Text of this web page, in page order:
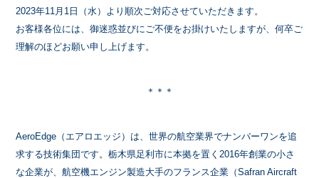
2023年11月1日（水）より順次ご対応させていただきます。
お客様各位には、御迷惑並びにご不便をお掛けいたしますが、何卒ご
理解のほどお願い申し上げます。
＊＊＊
AeroEdge（エアロエッジ）は、世界の航空業界でナンバーワンを追
求する技術集団です。栃木県足利市に本拠を置く2016年創業の小さ
な企業が、航空機エンジン製造大手のフランス企業（Safran Aircraft